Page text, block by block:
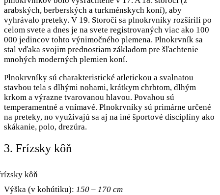
arabských, berberských a turkménskych koní), aby
vyhrávalo preteky. V 19. Storočí sa plnokrvníky rozšírili po
celom svete a dnes je na svete registrovaných viac ako 100
000 jedincov tohto výnimočného plemena. Plnokrvník sa
stal vďaka svojim prednostiam základom pre šľachtenie
mnohých moderných plemien koní.
Plnokrvníky sú charakteristické atletickou a svalnatou
stavbou tela s dlhými nohami, krátkym chrbtom, dlhým
krkom a výrazne tvarovanou hlavou. Povahou sú
temperamentné a vnímavé. Plnokrvníky sú primárne určené
na preteky, no využívajú sa aj na iné športové disciplíny ako
skákanie, polo, drezúra.
3. Frízsky kôň
Výška (v kohútiku): 150 – 170 cm